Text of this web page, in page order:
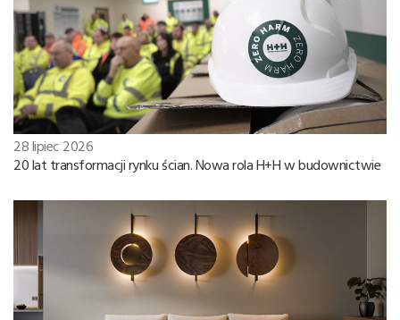
28 lipiec 2026
20 lat transformacji rynku ścian. Nowa rola H+H w budownictwie